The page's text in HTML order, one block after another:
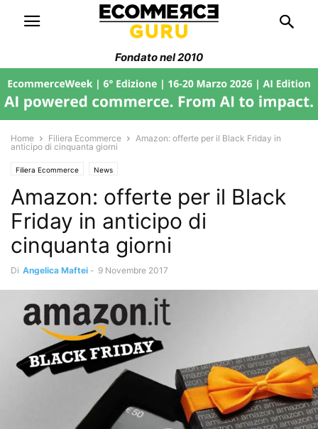
Fondato nel 2010
Home Filiera Ecommerce
Amazon: offerte per il Black Friday in
anticipo di cinquanta giorni
Filiera Ecommerce News
Amazon: offerte per il Black
Friday in anticipo di
cinquanta giorni
Di Angelica Maftei - 9 Novembre 2017